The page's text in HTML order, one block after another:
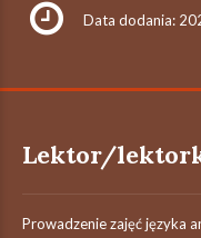
Data dodania:
Lektor/
Prowadzenie zajęć języka